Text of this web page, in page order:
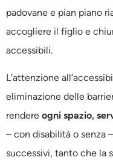
padovane e pian piano
accogliere il figlio e
accessibili.
L’attenzione
eliminazione delle
rendere ogni spazio,
– con disabilità o senza
successivi, tanto che la